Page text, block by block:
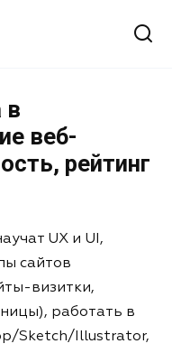
в
веб-
рейтинг
UX и UI,
сайтов
визитки,
работать в
Sketch/Illustrator,